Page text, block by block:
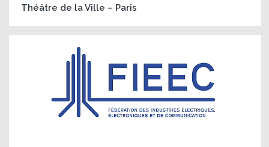
Théâtre de la Ville – Paris